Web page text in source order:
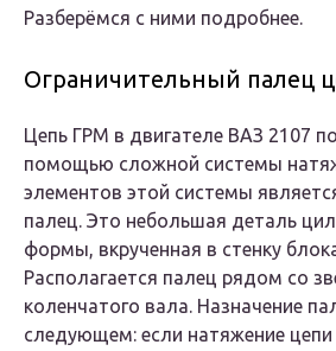
Разберёмся с ними подробнее.
Ограничительный палец
Цепь ГРМ в двигателе ВАЗ 2107
помощью сложной системы
элементов этой системы
палец. Это небольшая деталь
формы, вкрученная в стенку
Располагается палец рядом со
коленчатого вала. Назначение
следующем: если натяжение